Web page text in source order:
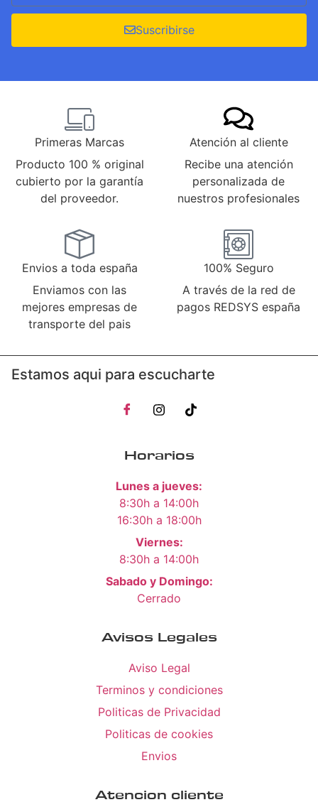
Suscribirse
Primeras Marcas
Producto 100 % original
cubierto por la garantía
del proveedor.
Atención al cliente
Recibe una atención
personalizada de
nuestros profesionales
Envios a toda españa
Enviamos con las
mejores empresas de
transporte del pais
100% Seguro
A través de la red de
pagos REDSYS españa
Estamos aqui para escucharte
Horarios
Lunes a jueves:
8:30h a 14:00h
16:30h a 18:00h
Viernes:
8:30h a 14:00h
Sabado y Domingo:
Cerrado
Avisos Legales
Aviso Legal
Terminos y condiciones
Politicas de Privacidad
Politicas de cookies
Envios
Atencion cliente